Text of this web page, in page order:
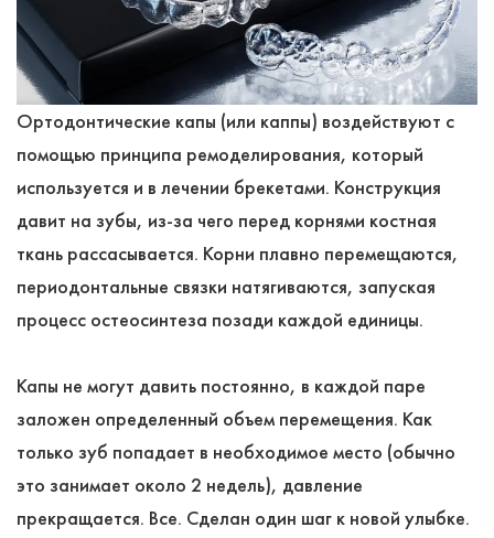
Ортодонтические капы (или каппы) воздействуют с
помощью принципа ремоделирования, который
используется и в лечении брекетами. Конструкция
давит на зубы, из-за чего перед корнями костная
ткань рассасывается. Корни плавно перемещаются,
периодонтальные связки натягиваются, запуская
процесс остеосинтеза позади каждой единицы.
Капы не могут давить постоянно, в каждой паре
заложен определенный объем перемещения. Как
только зуб попадает в необходимое место (обычно
это занимает около 2 недель), давление
прекращается. Все. Сделан один шаг к новой улыбке.